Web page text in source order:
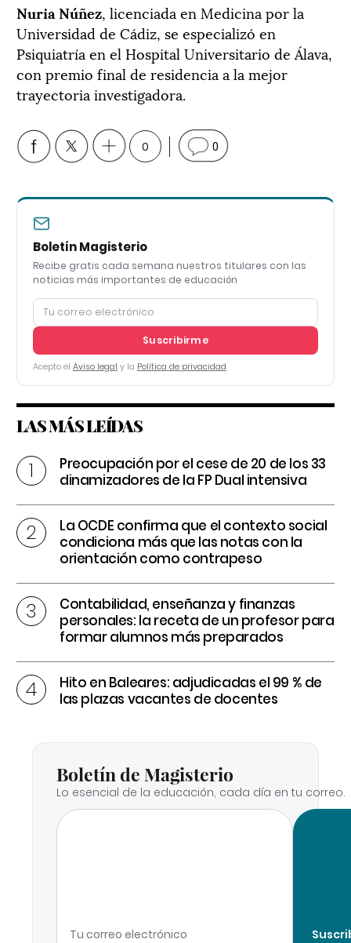
Nuria Núñez, licenciada en Medicina por la
Universidad de Cádiz, se especializó en
Psiquiatría en el Hospital Universitario de Álava,
con premio final de residencia a la mejor
trayectoria investigadora.
0 0
Boletín Magisterio
Recibe gratis cada semana nuestros titulares con las
noticias más importantes de educación
Suscribirme
Acepto el Aviso legal y la Política de privacidad
LAS MÁS LEÍDAS
Preocupación por el cese de 20 de los 33
dinamizadores de la FP Dual intensiva
La OCDE confirma que el contexto social
condiciona más que las notas con la
orientación como contrapeso
Contabilidad, enseñanza y finanzas
personales: la receta de un profesor para
formar alumnos más preparados
Hito en Baleares: adjudicadas el 99 % de
las plazas vacantes de docentes
Boletín de Magisterio
Lo esencial de la educación, cada día en tu correo.